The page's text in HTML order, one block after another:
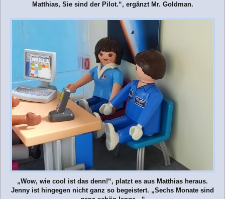
Matthias, Sie sind der Pilot.“, ergänzt Mr. Goldman.
„Wow, wie cool ist das denn!“, platzt es aus Matthias heraus.
Jenny ist hingegen nicht ganz so begeistert. „Sechs Monate sind